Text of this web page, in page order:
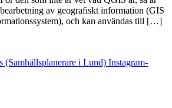
av geografiskt information (GIS
och kan användas till […]
(Samhällsplanerare i Lund) Instagram-